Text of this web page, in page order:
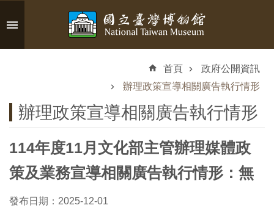
跳到主要內容區塊
認
識
臺
博
首頁
政府公開資訊
辦理政策宣導相關廣告執行情形
辦理政策宣導相關廣告執行情形
114年度11月文化部主管辦理媒體政
策及業務宣導相關廣告執行情形：無
發布日期：2025-12-01